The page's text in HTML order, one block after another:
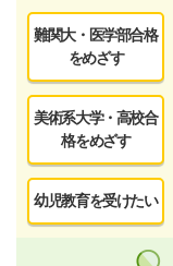
難関大・医学部合格
をめざす
美術系大学・高校合
格をめざす
幼児教育を受けたい